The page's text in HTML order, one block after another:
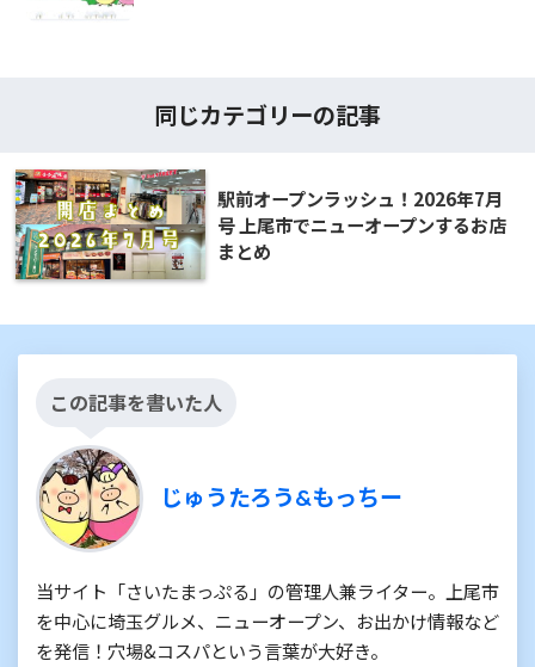
同じカテゴリーの記事
駅前オープンラッシュ！2026年7月
号 上尾市でニューオープンするお店
まとめ
この記事を書いた人
じゅうたろう&もっちー
当サイト「さいたまっぷる」の管理人兼ライター。上尾市
を中心に埼玉グルメ、ニューオープン、お出かけ情報など
を発信！穴場&コスパという言葉が大好き。